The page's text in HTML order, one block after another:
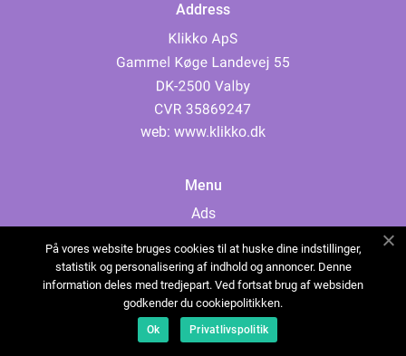
Address
web: www.klikko.dk
Menu
Ads
Cookies
Contact
Sitemap
På vores website bruges cookies til at huske dine indstillinger,
statistik og personalisering af indhold og annoncer. Denne
information deles med tredjepart. Ved fortsat brug af websiden
godkender du cookiepolitikken.
Ok Privatlivspolitik